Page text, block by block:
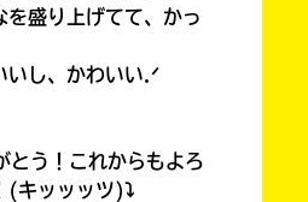
を盛り上げてて、かっ
いし、かわいい.ᐟ
とう！これからもよろ
(キッッッツ)⤵︎